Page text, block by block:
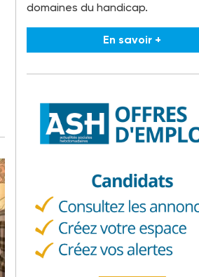
domaines du handicap.
En savoir +